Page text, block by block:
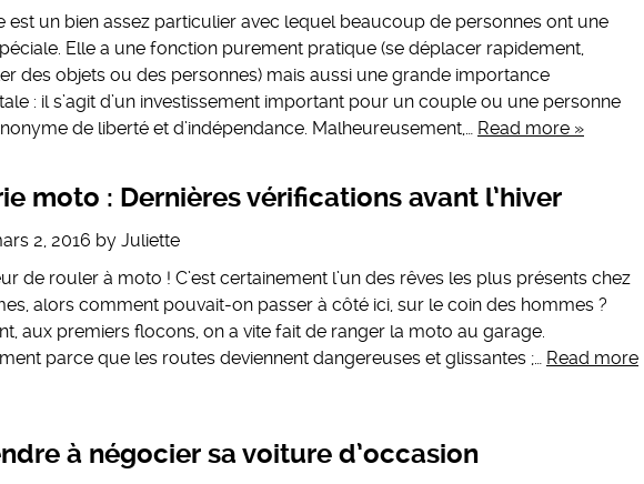
est un bien assez particulier avec lequel beaucoup de personnes ont une
Elle a une fonction purement pratique (se déplacer rapidement,
des objets ou des personnes) mais aussi une grande importance
: il s’agit d’un investissement important pour un couple ou une personne
de liberté et d’indépendance. Malheureusement,… Read more »
moto : Dernières vérifications avant l’hiver
2, 2016 by Juliette
de rouler à moto ! C’est certainement l’un des rêves les plus présents chez
alors comment pouvait-on passer à côté ici, sur le coin des hommes ?
aux premiers flocons, on a vite fait de ranger la moto au garage.
parce que les routes deviennent dangereuses et glissantes ;… Read more
à négocier sa voiture d’occasion